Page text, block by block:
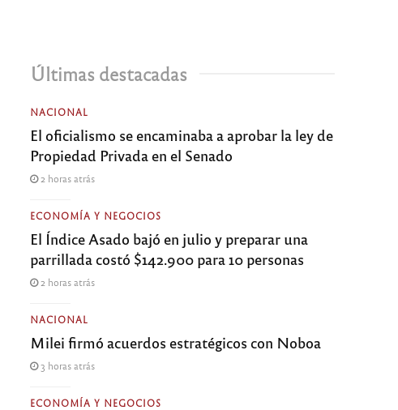
Últimas destacadas
NACIONAL
El oficialismo se encaminaba a aprobar la ley de
Propiedad Privada en el Senado
2 horas atrás
ECONOMÍA Y NEGOCIOS
El Índice Asado bajó en julio y preparar una
parrillada costó $142.900 para 10 personas
2 horas atrás
NACIONAL
Milei firmó acuerdos estratégicos con Noboa
3 horas atrás
ECONOMÍA Y NEGOCIOS